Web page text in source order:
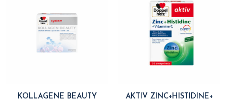
KOLLAGENE BEAUTY
AKTIV ZINC+HISTIDINE+